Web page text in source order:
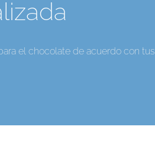
el chocolate de acuerdo con tus